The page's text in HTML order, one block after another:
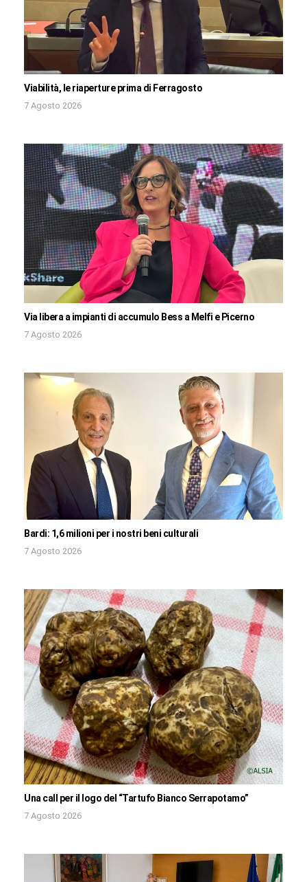
Viabilità, le riaperture prima di Ferragosto
7 Agosto 2026
Via libera a impianti di accumulo Bess a Melfi e Picerno
7 Agosto 2026
Bardi: 1,6 milioni per i nostri beni culturali
7 Agosto 2026
Una call per il logo del “Tartufo Bianco Serrapotamo”
7 Agosto 2026